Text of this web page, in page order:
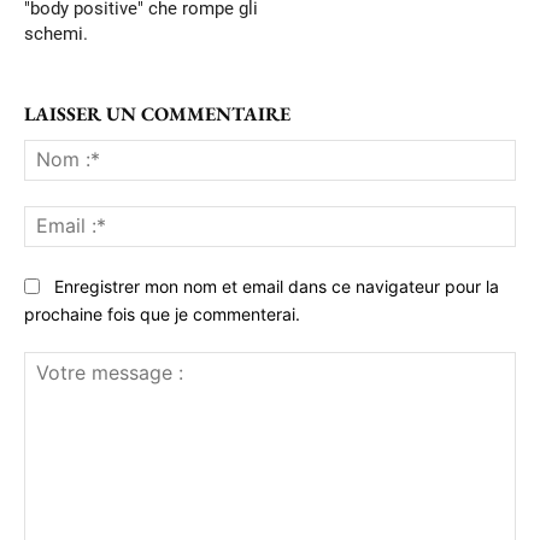
"body positive" che rompe gli
schemi.
LAISSER UN COMMENTAIRE
:*
:*
Enregistrer mon nom et email dans ce navigateur pour la
prochaine fois que je commenterai.